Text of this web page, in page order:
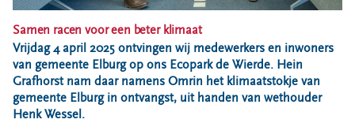
Contact
Storing, klacht of vraag
Klantenservice SYP
VeeIgestelde vragen
Pers
Samen racen voor een beter klimaat
Vrijdag 4 april 2025 ontvingen wij medewerkers en inwoners
van gemeente Elburg op ons Ecopark de Wierde. Hein
Grafhorst nam daar namens Omrin het klimaatstokje van
gemeente Elburg in ontvangst, uit handen van wethouder
Henk Wessel.